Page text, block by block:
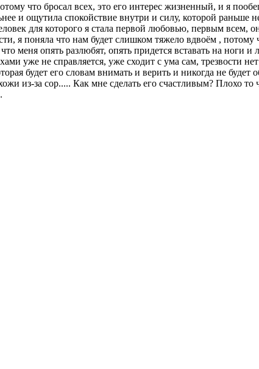
что бросал всех, это его интерес жизненный, и я
и ощутила спокойствие внутри и силу, которой
для которого я стала первой любовью, первым всем,
я поняла что нам будет слишком тяжело вдвоём ,
опять разлюбят, опять придется вставать на ноги и
не справляется, уже сходит с ума сам, трезвости
будет его словам внимать и верить и никогда не будет
из-за сор..... Как мне сделать его счастливым? Плохо то